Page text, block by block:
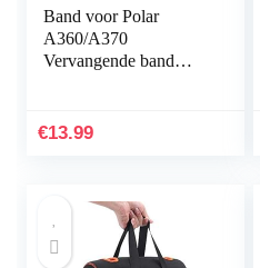
Band voor Polar
A360/A370
Vervangende band
Vervangende band
€13.99